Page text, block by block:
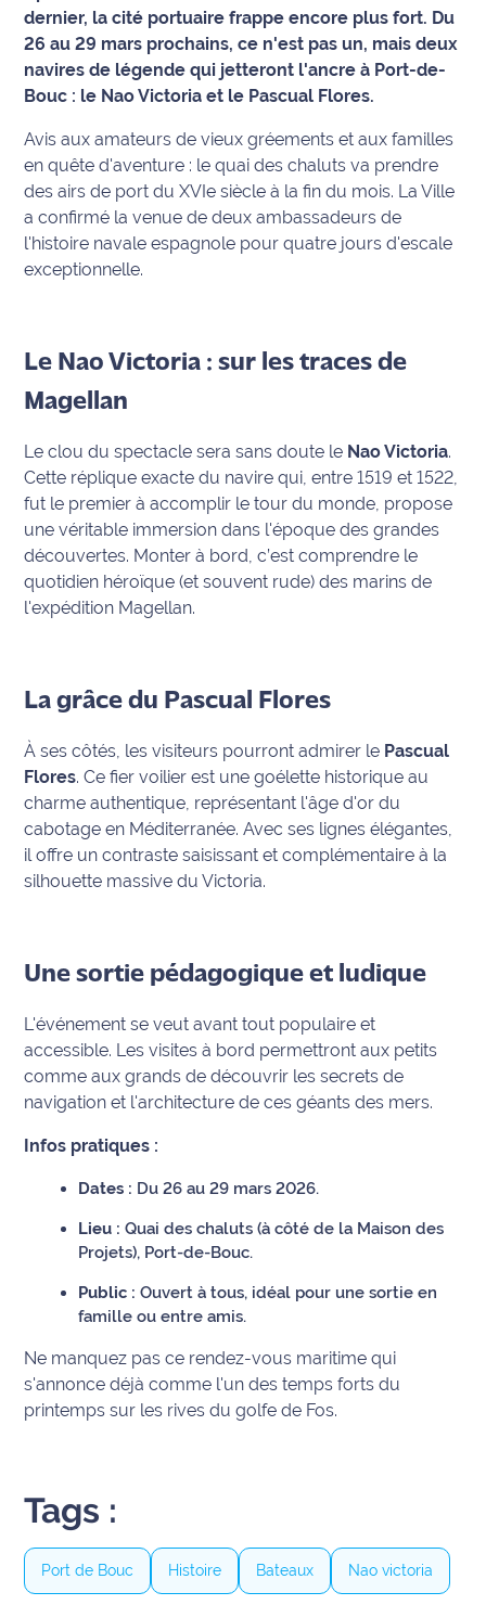
Éducation
Emploi
Environnement
Info
route
Justice
Météo
Politique
Santé
Social
Transport
National
Défense
Municipales
2026
Contenus
Partenaires
coeur
Maritima
Fil
Maritima
L'anecdote
de Jeff
mon
Les
Coachs
Maritima
sortie
Nous
contacter
dernier, la cité portuaire frappe encore plus fort. Du
26 au 29 mars prochains, ce n'est pas un, mais deux
navires de légende qui jetteront l'ancre à Port-de-
Bouc : le Nao Victoria et le Pascual Flores.
Avis aux amateurs de vieux gréements et aux familles
en quête d'aventure : le quai des chaluts va prendre
des airs de port du XVIe siècle à la fin du mois. La Ville
a confirmé la venue de deux ambassadeurs de
l'histoire navale espagnole pour quatre jours d'escale
exceptionnelle.
Le Nao Victoria : sur les traces de
Magellan
Le clou du spectacle sera sans doute le Nao Victoria.
Cette réplique exacte du navire qui, entre 1519 et 1522,
fut le premier à accomplir le tour du monde, propose
une véritable immersion dans l'époque des grandes
découvertes. Monter à bord, c’est comprendre le
quotidien héroïque (et souvent rude) des marins de
l'expédition Magellan.
La grâce du Pascual Flores
À ses côtés, les visiteurs pourront admirer le Pascual
Flores. Ce fier voilier est une goélette historique au
charme authentique, représentant l'âge d'or du
cabotage en Méditerranée. Avec ses lignes élégantes,
il offre un contraste saisissant et complémentaire à la
silhouette massive du Victoria.
Une sortie pédagogique et ludique
L'événement se veut avant tout populaire et
accessible. Les visites à bord permettront aux petits
comme aux grands de découvrir les secrets de
navigation et l'architecture de ces géants des mers.
Infos pratiques :
Dates : Du 26 au 29 mars 2026.
Lieu : Quai des chaluts (à côté de la Maison des
Projets), Port-de-Bouc.
Public : Ouvert à tous, idéal pour une sortie en
famille ou entre amis.
Ne manquez pas ce rendez-vous maritime qui
s'annonce déjà comme l'un des temps forts du
printemps sur les rives du golfe de Fos.
Tags :
Port de Bouc Histoire Bateaux Nao victoria